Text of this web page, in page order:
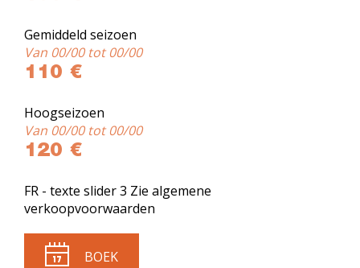
Gemiddeld seizoen
Van 00/00 tot 00/00
110 €
Hoogseizoen
Van 00/00 tot 00/00
120 €
FR - texte slider 3 Zie algemene
verkoopvoorwaarden
BOEK